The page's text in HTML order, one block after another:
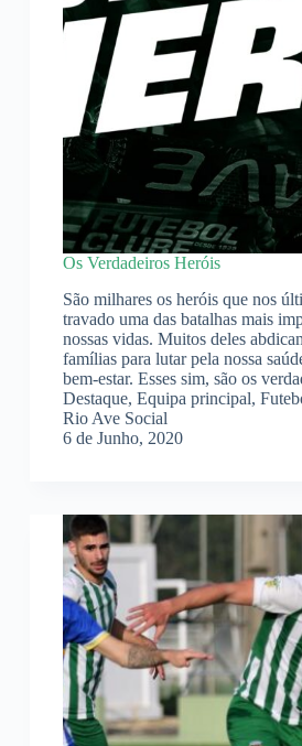
Os Verdadeiros Heróis
São milhares os heróis que nos
travado uma das batalhas mais
nossas vidas. Muitos deles
famílias para lutar pela nossa
bem-estar. Esses sim, são os
Destaque, Equipa principal,
Rio Ave Social
6 de Junho, 2020